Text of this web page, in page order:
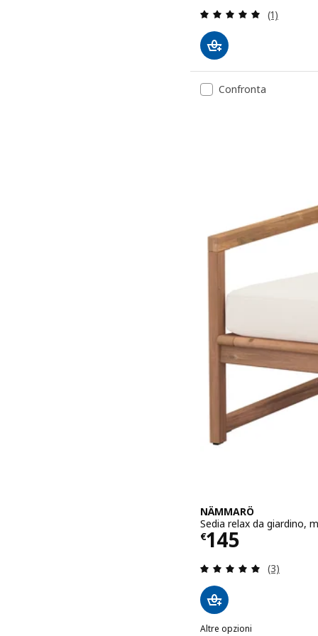
(1)
Confronta
NÄMMARÖ
Sedia relax da giardino,
€145
Prezzo € 145
(3)
Altre opzioni